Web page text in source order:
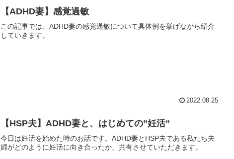
【ADHD妻】感覚過敏
この記事では、ADHD妻の感覚過敏について具体例を挙げながら紹介
していきます。
2022.08.25
【HSP夫】ADHD妻と、はじめての”妊活”
今日は妊活を始めた時のお話です。ADHD妻とHSP夫である私たち夫
婦がどのように妊活に向き合ったか、共有させていただきます。